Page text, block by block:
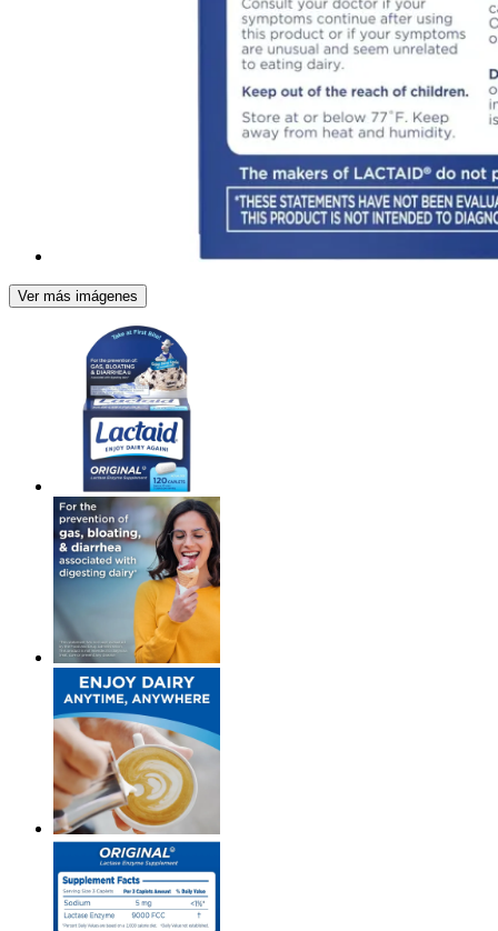
Ver más imágenes